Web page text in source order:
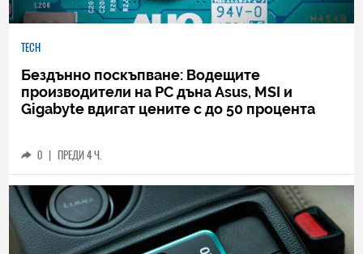
TECH
Бездънно поскъпване: Водещите
производители на РС дъна Asus, MSI и
Gigabyte вдигат цените с до 50 процента
0 | ПРЕДИ 4 Ч.